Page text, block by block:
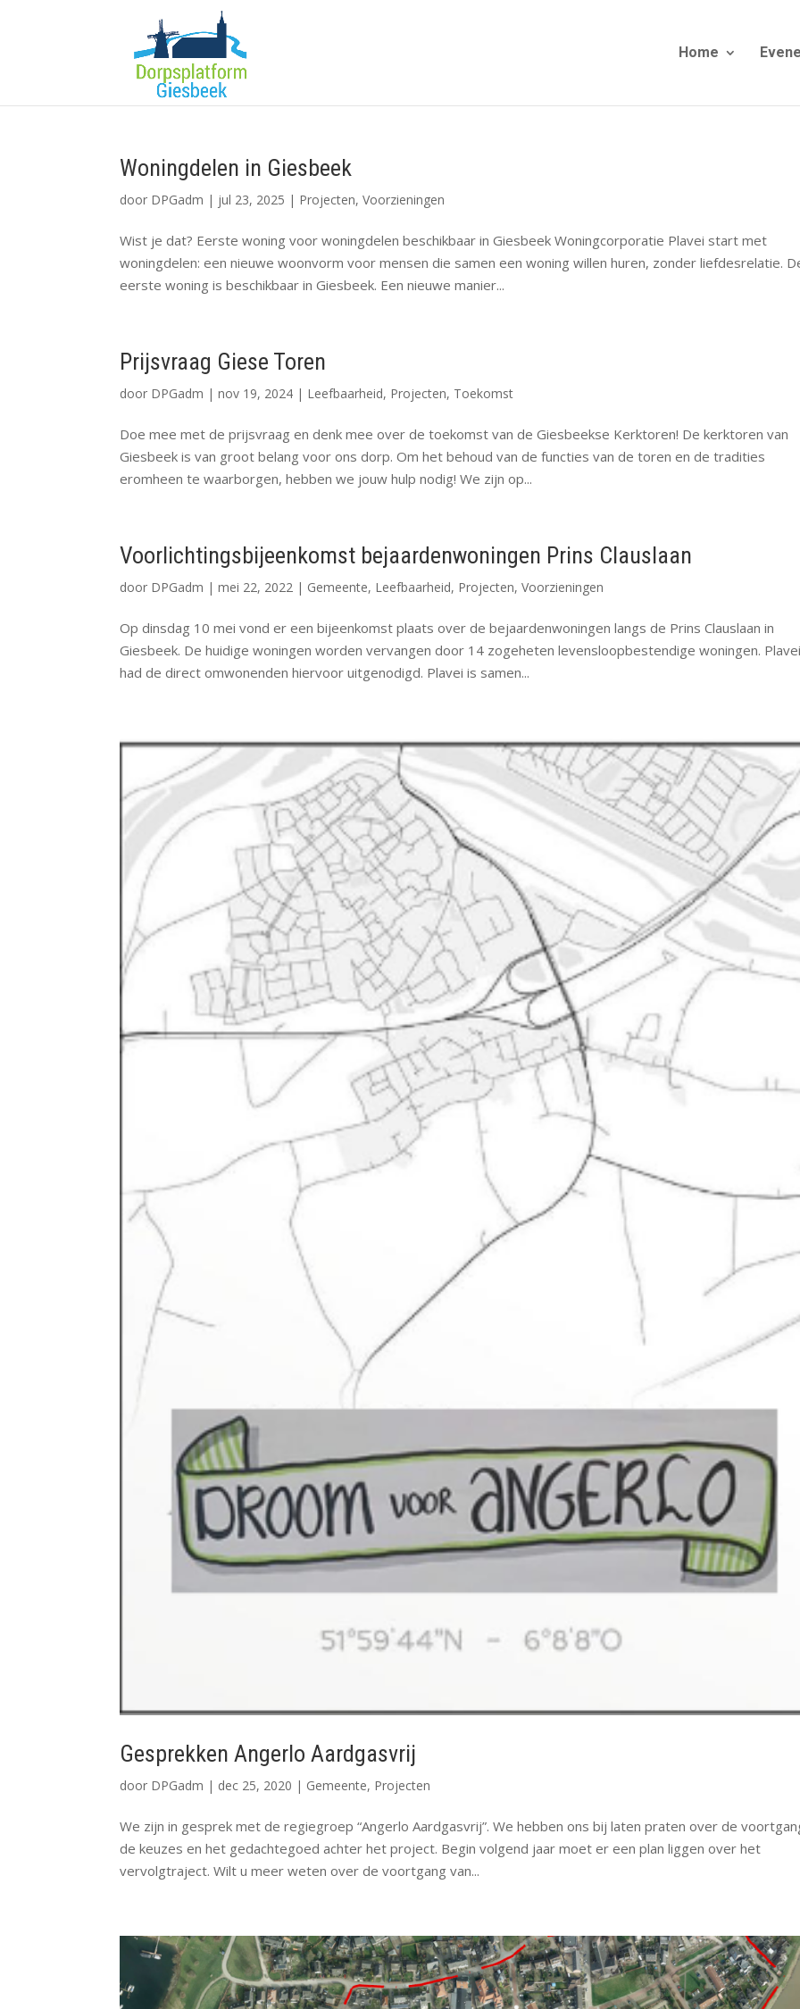
Home
Woningdelen in Giesbeek
door DPGadm | jul 23, 2025 | Projecten,Voorzieningen
Wist je dat? Eerste woning voor woningdelen beschikbaar in Giesbeek Woningcorporatie Plavei start met
woningdelen: een nieuwe woonvorm voor mensen die samen een woning willen huren, zonder liefdesrelatie.
eerste woning is beschikbaar in Giesbeek. Een nieuwe manier...
Prijsvraag Giese Toren
door DPGadm |nov 19, 2024 | Leefbaarheid, Projecten, Toekomst
Doe mee met de prijsvraag en denk mee over de toekomst van de Giesbeekse Kerktoren! De kerktoren van
Giesbeek is van groot belang voor ons dorp. Om het behoud van de functies van de toren en de tradities
eromheen te waarborgen, hebben we jouw hulp nodig! We zijn op...
Voorlichtingsbijeenkomst bejaardenwoningen Prins Clauslaan
door DPGadm |mei 22, 2022 | Gemeente, Leefbaarheid, Projecten,Voorzieningen
Op dinsdag 10 mei vond er een bijeenkomst plaats over de bejaardenwoningen langs de Prins Clauslaan in
Giesbeek. De huidige woningen worden vervangen door 14 zogeheten levensloopbestendige woningen.
had de direct omwonenden hiervoor uitgenodigd. Plavei is samen...
Gesprekken Angerlo Aardgasvrij
door DPGadm | dec 25, 2020 | Gemeente, Projecten
We zijn in gesprek met de regiegroep “Angerlo Aardgasvrij”. We hebben ons bij laten praten over de
de keuzes en het gedachtegoed achter het project. Begin volgend jaar moet er een plan liggen over het
vervolgtraject. Wilt u meer weten over de voortgang van...